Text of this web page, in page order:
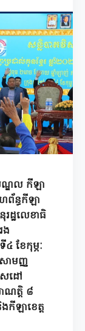
ណ្ឌល កីឡា
ព័ន្ធកីឡា
ដ្ឋលេខាធិ
ង
៤ ខែកុម្ភៈ
ាមញ្ញ
សដៅ
ណត្តិ ៨
កីឡាខេត្ត